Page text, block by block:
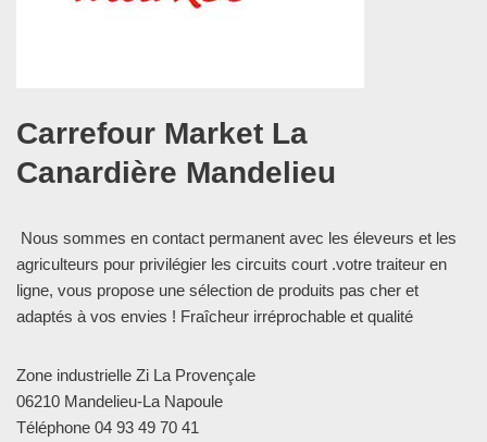
Carrefour Market La
Canardière Mandelieu
Nous sommes en contact permanent avec les éleveurs et les
agriculteurs pour privilégier les circuits court .votre traiteur en
ligne, vous propose une sélection de produits pas cher et
adaptés à vos envies ! Fraîcheur irréprochable et qualité
Zone industrielle Zi La Provençale
06210 Mandelieu-La Napoule
Téléphone 04 93 49 70 41